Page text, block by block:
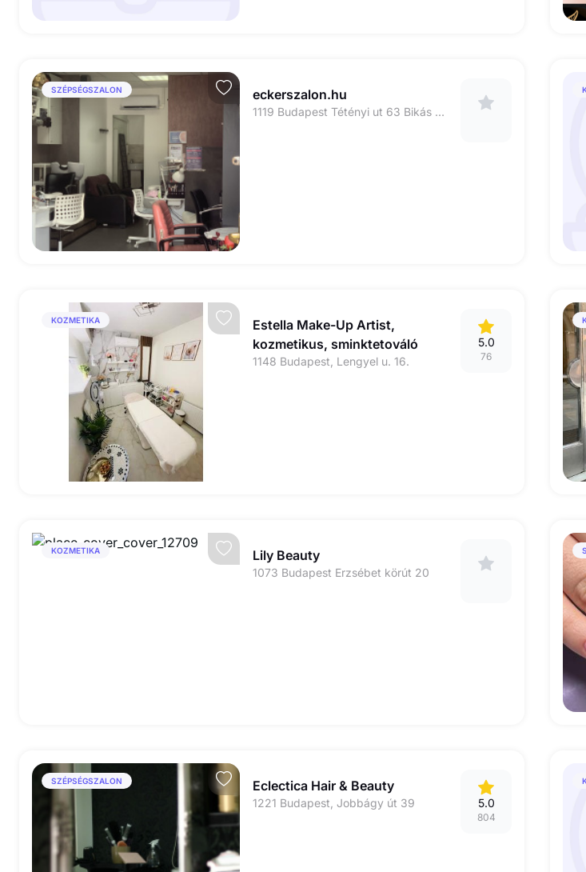
SZÉPSÉGSZALON eckerszalon.hu
1119 Budapest Tétényi ut 63 Bikás Park
KOZMETIKA
Estella Make-Up Artist,
kozmetikus, sminktetováló
1148 Budapest, Lengyel u. 16.
5.0
76
KOZMETIKA Lily Beauty
1073 Budapest Erzsébet körút 20
SZÉPSÉGSZALON Eclectica Hair & Beauty
1221 Budapest, Jobbágy út 39 5.0
804